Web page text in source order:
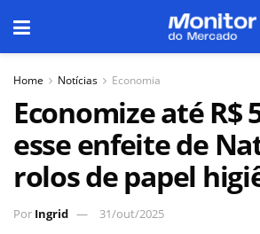
Home Notícias Economia
Economize até R$
esse enfeite de
rolos de papel
Por Ingrid 31/out/2025